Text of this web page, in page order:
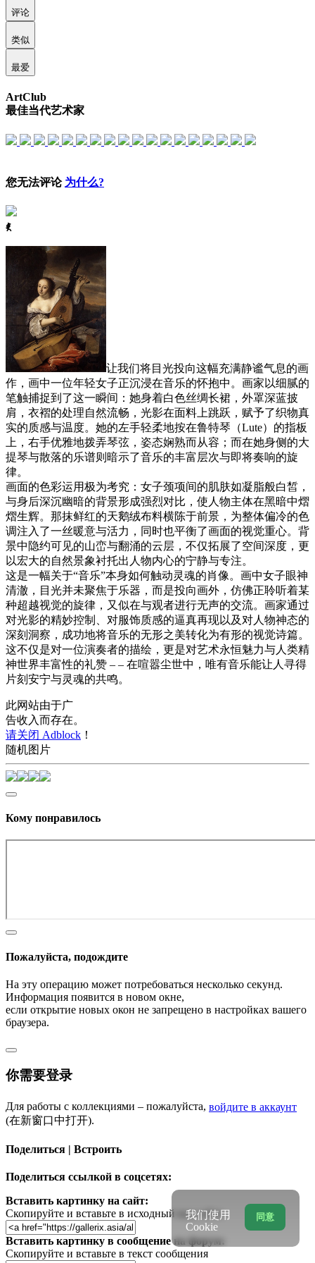
评论
类似
最爱
ArtClub
最佳当代艺术家
您无法评论 为什么?
ꈅ
让我们将目光投向这幅充满静谧气息的画
作，画中一位年轻女子正沉浸在音乐的怀抱中。画家以细腻的
笔触捕捉到了这一瞬间：她身着白色丝绸长裙，外罩深蓝披
肩，衣褶的处理自然流畅，光影在面料上跳跃，赋予了织物真
实的质感与温度。她的左手轻柔地按在鲁特琴（Lute）的指板
上，右手优雅地拨弄琴弦，姿态娴熟而从容；而在她身侧的大
提琴与散落的乐谱则暗示了音乐的丰富层次与即将奏响的旋
律。
画面的色彩运用极为考究：女子颈项间的肌肤如凝脂般白皙，
与身后深沉幽暗的背景形成强烈对比，使人物主体在黑暗中熠
熠生辉。那抹鲜红的天鹅绒布料横陈于前景，为整体偏冷的色
调注入了一丝暖意与活力，同时也平衡了画面的视觉重心。背
景中隐约可见的山峦与翻涌的云层，不仅拓展了空间深度，更
以宏大的自然景象衬托出人物内心的宁静与专注。
这是一幅关于“音乐”本身如何触动灵魂的肖像。画中女子眼神
清澈，目光并未聚焦于乐器，而是投向画外，仿佛正聆听着某
种超越视觉的旋律，又似在与观者进行无声的交流。画家通过
对光影的精妙控制、对服饰质感的逼真再现以及对人物神态的
深刻洞察，成功地将音乐的无形之美转化为有形的视觉诗篇。
这不仅是对一位演奏者的描绘，更是对艺术永恒魅力与人类精
神世界丰富性的礼赞 – – 在喧嚣尘世中，唯有音乐能让人寻得
片刻安宁与灵魂的共鸣。
此网站由于广
告收入而存在。
请关闭 Adblock ！
随机图片
Кому понравилось
Пожалуйста, подождите
На эту операцию может потребоваться несколько секунд.
Информация появится в новом окне,
если открытие новых окон не запрещено в настройках вашего
браузера.
你需要登录
Для работы с коллекциями – пожалуйста, войдите в аккаунт
(在新窗口中打开).
Поделиться | Встроить
Поделиться ссылкой в соцсетях:
Вставить картинку на сайт:
Скопируйте и вставьте в исходный код сайта
Вставить картинку в сообщение на форум:
Скопируйте и вставьте в текст сообщения
同意
我们使用
Cookie